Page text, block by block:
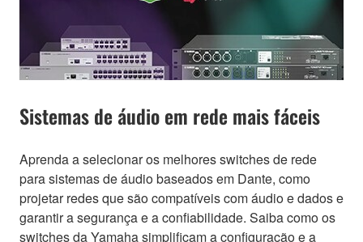
Sistemas de áudio em rede mais fáceis
Aprenda a selecionar os melhores switches de rede
para sistemas de áudio baseados em Dante, como
projetar redes que são compatíveis com áudio e dados e
garantir a segurança e a confiabilidade. Saiba como os
switches da Yamaha simplificam a configuração e a